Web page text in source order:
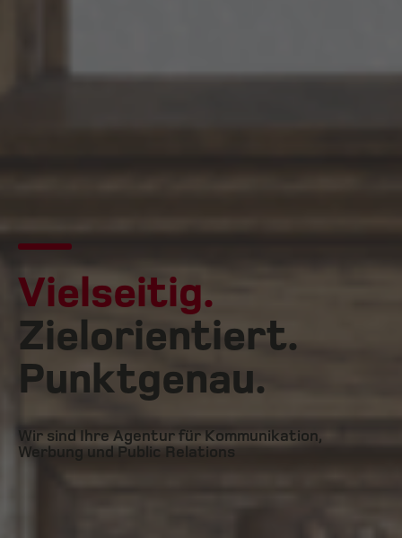
Vielseitig.
Zielorientiert.
Punktgenau.
Wir sind Ihre Agentur für Kommunikation,
Werbung und Public Relations